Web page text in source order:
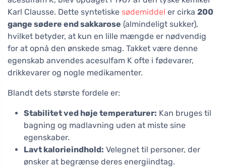
Karl Clausse. Dette syntetiske sødemiddel er cirka 200
gange sødere end sakkarose (almindeligt sukker),
hvilket betyder, at kun en lille mængde er nødvendig
for at opnå den ønskede smag. Takket være denne
egenskab anvendes acesulfam K ofte i fødevarer,
drikkevarer og nogle medikamenter.
Blandt dets største fordele er:
Stabilitet ved høje temperaturer: Kan bruges til
bagning og madlavning uden at miste sine
egenskaber.
Lavt kalorieindhold: Velegnet til personer, der
ønsker at begrænse deres energiindtag.